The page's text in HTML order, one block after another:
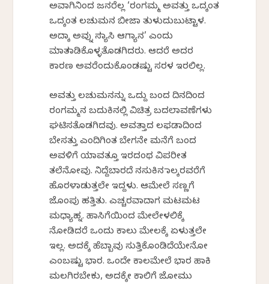
ಅವಾಗಿನಿಂದ ಜನರೆಲ್ಲ ‘ರಂಗಮ್ಮ ಅವತ್ತು ಒದ್ಕಂತ
ಒದ್ಕಂತ ಲಚುಮನ ಬೀಜಾ ತುಳುದುಬುಟ್ಟಾಳ.
ಅದ್ಕಾ ಅವ್ನು ಸನ್ಯಾಸಿ ಆಗ್ಯಾನ’ ಎಂದು
ಮಾತನಾಡಿಕೊಳ್ಳತೊಡಗಿದರು. ಆದರೆ ಅದರ
ಕಾರಣ ಅವರೆಂದುಕೊಂಡಷ್ಟು ಸರಳ ಇರಲಿಲ್ಲ.
ಅವತ್ತು ಲಚುಮನನ್ನು ಒದ್ದು ಬಂದ ದಿನದಿಂದ
ರಂಗಮ್ಮನ ಬದುಕಿನಲ್ಲಿ ವಿಚಿತ್ರ ಬದಲಾವಣೆಗಳು
ಘಟಿಸತೊಡಗಿದವು. ಅವತ್ತಾದ ಲಫಡಾದಿಂದ
ಬೇಸತ್ತು ಎಂದಿಗಿಂತ ಬೇಗನೇ ಮನೆಗೆ ಬಂದ
ಅವಳಿಗೆ ಯಾವತ್ತೂ ಇರದಂಥ ವಿಪರೀತ
ತಲೆನೋವು. ನಿದ್ದೆಬಾರದೆ ನಸುಕಿನ ನಾಲ್ಕರವರೆಗೆ
ಹೊರಳಾಡುತ್ತಲೇ ಇದ್ದಳು. ಆಮೇಲೆ ಸಣ್ಣಗೆ
ಜೊಂಪು ಹತ್ತಿತು. ಎಚ್ಚರವಾದಾಗ ಮಟಮಟ
ಮಧ್ಯಾಹ್ನ. ಹಾಸಿಗೆಯಿಂದ ಮೇಲೇಳಲಿಕ್ಕೆ
ನೋಡಿದರೆ ಒಂದು ಕಾಲು ಮೇಲಕ್ಕೆ ಏಳುತ್ತಲೇ
ಇಲ್ಲ. ಅದಕ್ಕೆ ಹೆಬ್ಬಾವು ಸುತ್ತಿಕೊಂಡಿದೆಯೇನೋ
ಎಂಬಷ್ಟು ಭಾರ. ಒಂದೇ ಕಾಲಮೇಲೆ ಭಾರ ಹಾಕಿ
ಮಲಗಿರಬೇಕು, ಅದಕ್ಕೇ ಕಾಲಿಗೆ ಜೋಮು